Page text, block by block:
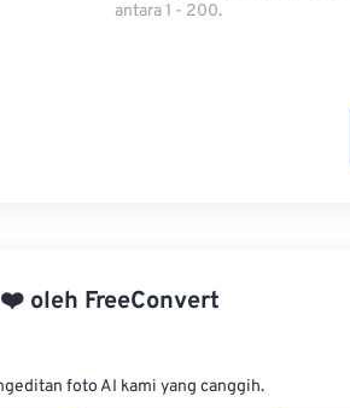
antara 1 - 200.
❤️ oleh FreeConvert
foto AI kami yang canggih.